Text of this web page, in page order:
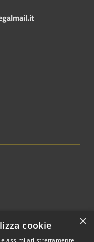
×
cookie
assimilati strettamente